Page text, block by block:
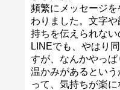
頻繁にメッセージ
わりました。文字
持ちを伝えられない
LINEでも、やはり
すが、なんかやっぱ
温かみがあるとい
って、気持ちが楽に